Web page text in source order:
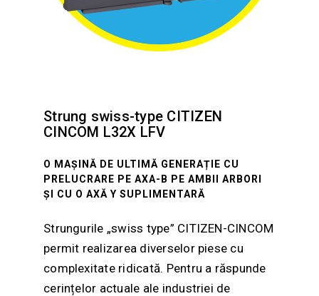
Strung swiss-type CITIZEN
CINCOM L32X LFV
O MAȘINĂ DE ULTIMĂ GENERAȚIE CU
PRELUCRARE PE AXA-B PE AMBII ARBORI
ȘI CU O AXĂ Y SUPLIMENTARĂ
Strungurile „swiss type” CITIZEN-CINCOM
permit realizarea diverselor piese cu
complexitate ridicată. Pentru a răspunde
cerințelor actuale ale industriei de